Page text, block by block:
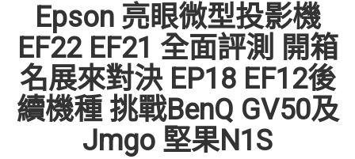
Epson 亮眼微型投影機
EF22 EF21 全面評測 開箱
名展來對決 EP18 EF12後
續機種 挑戰BenQ GV50及
Jmgo 堅果N1S